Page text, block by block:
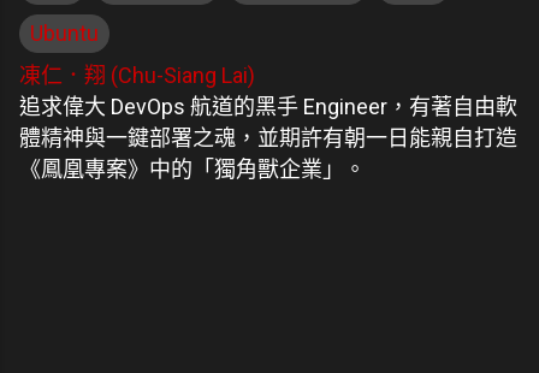
Ubuntu
凍仁．翔 (Chu-Siang Lai)
追求偉大 DevOps 航道的黑手 Engineer，有著自由軟
體精神與一鍵部署之魂，並期許有朝一日能親自打造
《鳳凰專案》中的「獨角獸企業」。